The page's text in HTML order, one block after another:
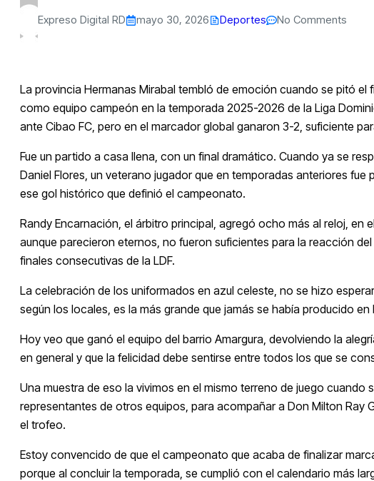
Expreso Digital RD mayo 30, 2026 Deportes No Comments
La provincia Hermanas Mirabal tembló de emoción cuando se pitó
como equipo campeón en la temporada 2025-2026 de la Liga
ante Cibao FC, pero en el marcador global ganaron 3-2, suficiente
Fue un partido a casa llena, con un final dramático. Cuando ya se
Daniel Flores, un veterano jugador que en temporadas anteriores
ese gol histórico que definió el campeonato.
Randy Encarnación, el árbitro principal, agregó ocho más al reloj,
aunque parecieron eternos, no fueron suficientes para la reacción
finales consecutivas de la LDF.
La celebración de los uniformados en azul celeste, no se hizo
según los locales, es la más grande que jamás se había producido
Hoy veo que ganó el equipo del barrio Amargura, devolviendo la
en general y que la felicidad debe sentirse entre todos los que se
Una muestra de eso la vivimos en el mismo terreno de juego
representantes de otros equipos, para acompañar a Don Milton Ray
el trofeo.
Estoy convencido de que el campeonato que acaba de finalizar
porque al concluir la temporada, se cumplió con el calendario más